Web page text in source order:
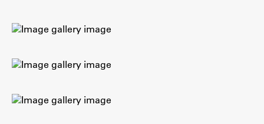
Work
Final Theses and Dissertations